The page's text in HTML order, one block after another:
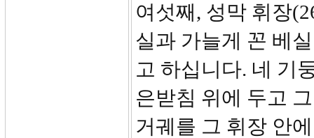
여섯째, 성막 휘장
실과 가늘게 꼰 베
고 하십니다. 네 기
은받침 위에 두고
거궤를 그 휘장 안